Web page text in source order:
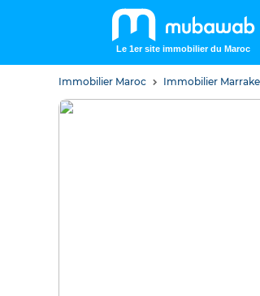
Le 1er site immobilier du Maroc
Immobilier Maroc Immobilier